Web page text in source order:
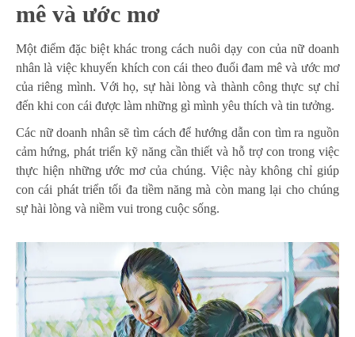
mê và ước mơ
Một điểm đặc biệt khác trong cách nuôi dạy con của nữ doanh
nhân là việc khuyến khích con cái theo đuổi đam mê và ước mơ
của riêng mình. Với họ, sự hài lòng và thành công thực sự chỉ
đến khi con cái được làm những gì mình yêu thích và tin tưởng.
Các nữ doanh nhân sẽ tìm cách để hướng dẫn con tìm ra nguồn
cảm hứng, phát triển kỹ năng cần thiết và hỗ trợ con trong việc
thực hiện những ước mơ của chúng. Việc này không chỉ giúp
con cái phát triển tối đa tiềm năng mà còn mang lại cho chúng
sự hài lòng và niềm vui trong cuộc sống.